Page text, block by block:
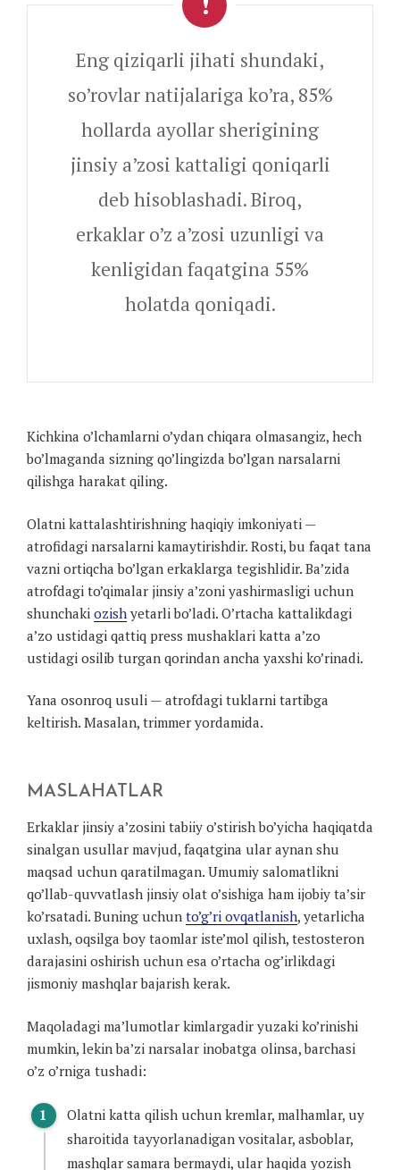
Eng qiziqarli jihati shundaki,
so’rovlar natijalariga ko’ra, 85%
hollarda ayollar sherigining
jinsiy a’zosi kattaligi qoniqarli
deb hisoblashadi. Biroq,
erkaklar o’z a’zosi uzunligi va
kenligidan faqatgina 55%
holatda qoniqadi.
Kichkina o’lchamlarni o’ydan chiqara olmasangiz, hech
bo’lmaganda sizning qo’lingizda bo’lgan narsalarni
qilishga harakat qiling.
Olatni kattalashtirishning haqiqiy imkoniyati —
atrofidagi narsalarni kamaytirishdir. Rosti, bu faqat tana
vazni ortiqcha bo’lgan erkaklarga tegishlidir. Ba’zida
atrofdagi to’qimalar jinsiy a’zoni yashirmasligi uchun
shunchaki ozish yetarli bo’ladi. O’rtacha kattalikdagi
a’zo ustidagi qattiq press mushaklari katta a’zo
ustidagi osilib turgan qorindan ancha yaxshi ko’rinadi.
Yana osonroq usuli — atrofdagi tuklarni tartibga
keltirish. Masalan, trimmer yordamida.
MASLAHATLAR
Erkaklar jinsiy a’zosini tabiiy o’stirish bo’yicha haqiqatda
sinalgan usullar mavjud, faqatgina ular aynan shu
maqsad uchun qaratilmagan. Umumiy salomatlikni
qo’llab-quvvatlash jinsiy olat o’sishiga ham ijobiy ta’sir
ko’rsatadi. Buning uchun to’g’ri ovqatlanish, yetarlicha
uxlash, oqsilga boy taomlar iste’mol qilish, testosteron
darajasini oshirish uchun esa o’rtacha og’irlikdagi
jismoniy mashqlar bajarish kerak.
Maqoladagi ma’lumotlar kimlargadir yuzaki ko’rinishi
mumkin, lekin ba’zi narsalar inobatga olinsa, barchasi
o’z o’rniga tushadi:
Olatni katta qilish uchun kremlar, malhamlar, uy
sharoitida tayyorlanadigan vositalar, asboblar,
mashqlar samara bermaydi, ular haqida yozish